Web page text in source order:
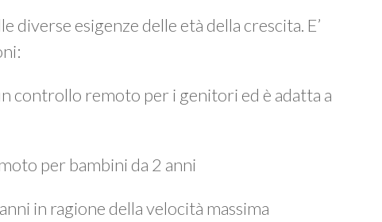
esigenze delle età della crescita. E’
controllo remoto per i genitori ed è adatta a
per bambini da 2 anni
in ragione della velocità massima